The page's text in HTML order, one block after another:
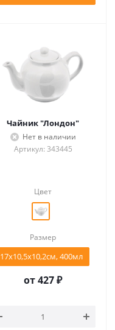
Чайник "Лондон"
Нет в наличии
Артикул: 343445
Цвет
Размер
17х10,5х10,2см, 400мл
от427 ₽